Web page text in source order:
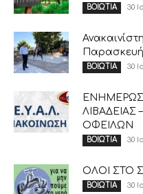
ΒΟΙΩΤΙΑ 30
ΒΟΙΩΤΙΑ 30
ΟΦΕΙΛΩΝ
ΒΟΙΩΤΙΑ 30
ΟΛΟΙ ΣΤΟ
ΒΟΙΩΤΙΑ 30